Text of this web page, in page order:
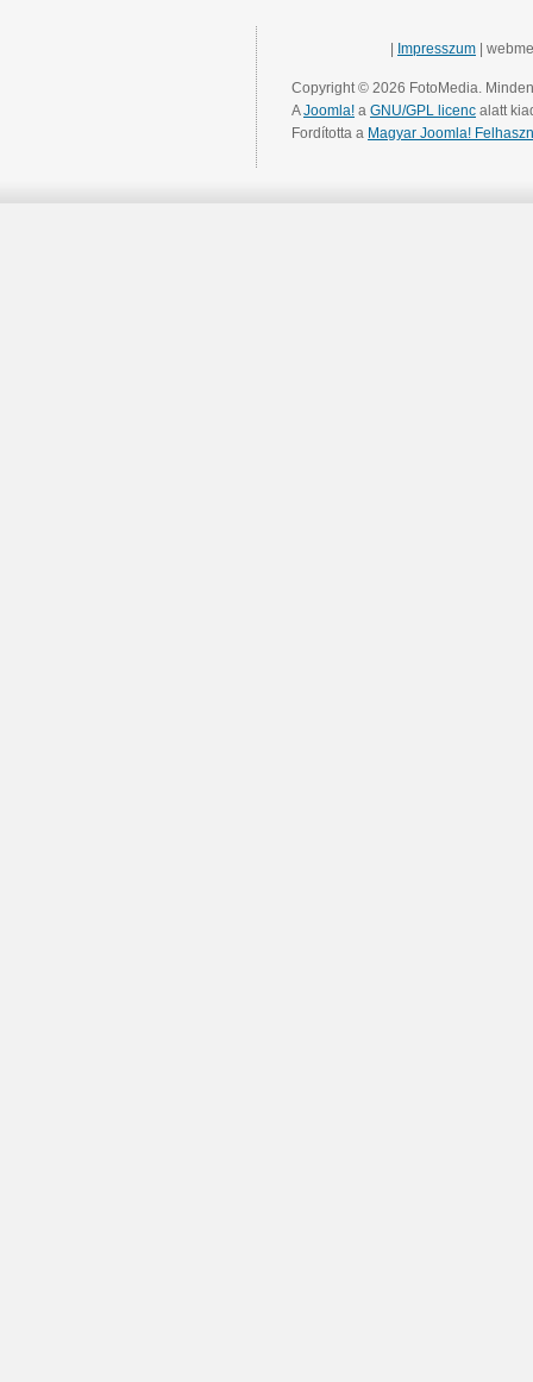
Impresszum |
Copyright © 2026 FotoMedia.
AJoomla! a GNU/GPL licenc alatt
Fordította a Magyar Joomla!